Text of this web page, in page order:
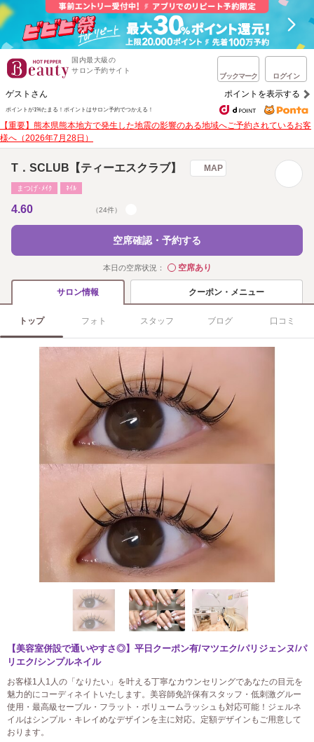
国内最大級の
サロン予約サイト
ブックマーク ログイン
ゲストさん ポイントを表示する
ポイントが1%たまる！ ポイントはサロン予約でつかえる！
【重要】熊本県熊本地方で発生した地震の影響のある地域へご予約されているお客
様へ（2026年7月28日）
T．SCLUB【ティーエスクラブ】 MAP
まつげ･ﾒｲｸ ﾈｲﾙ
4.60 （24件）
空席確認・予約する
本日の空席状況： ◯空席あり
サロン情報 クーポン・メニュー
トップ フォト スタッフ ブログ 口コミ
【美容室併設で通いやすさ◎】平日クーポン有/マツエク/パリジェンヌ/パ
リエク/シンプルネイル
お客様1人1人の「なりたい」を叶える丁寧なカウンセリングであなたの目元を
魅力的にコーディネイトいたします。美容師免許保有スタッフ・低刺激グルー
使用・最高級セーブル・フラット・ボリュームラッシュも対応可能！ジェルネ
イルはシンプル・キレイめなデザインを主に対応。定額デザインもご用意して
おります。